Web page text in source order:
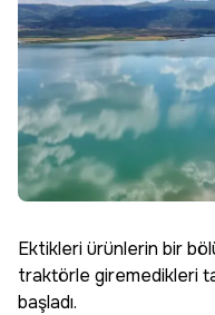
Ektikleri ürünlerin bir
traktörle giremedikleri
başladı.